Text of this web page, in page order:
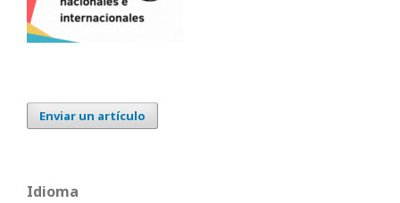
Enviar un artículo
Idioma